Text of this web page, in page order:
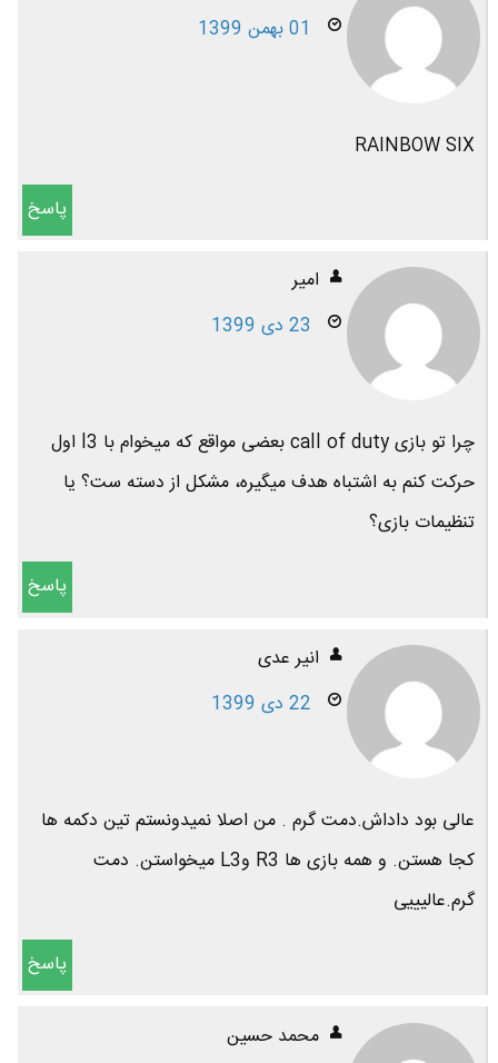
01 بهمن 1399
RAINBOW SIX
پاسخ
امیر
23 دی 1399
چرا تو بازی call of duty بعضی مواقع که میخوام با l3 اول
حرکت کنم به اشتباه هدف میگیره، مشکل از دسته ست؟ یا
تنظیمات بازی؟
پاسخ
انیر عدی
22 دی 1399
عالی بود داداش.دمت گرم . من اصلا نمیدونستم تین دکمه ها
کجا هستن. و همه بازی ها R3 وL3 میخواستن. دمت
گرم.عالیییی
پاسخ
محمد حسین